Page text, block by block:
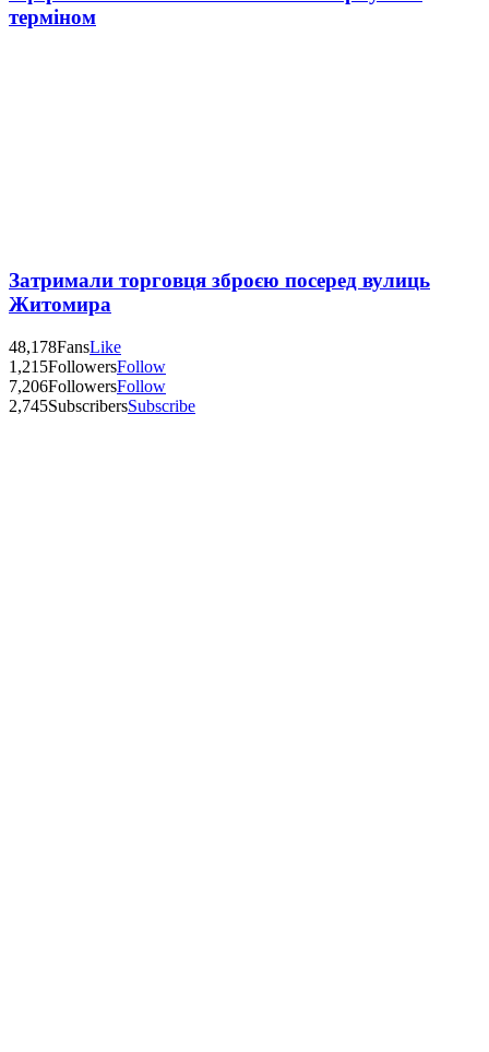
терміном
Затримали торговця зброєю посеред вулиць
Житомира
48,178FansLike
1,215FollowersFollow
7,206FollowersFollow
2,745SubscribersSubscribe